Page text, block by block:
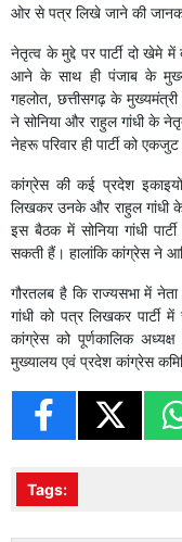
ओर से पत्र लिखे जाने की
नेतृत्व के मुद्दे पर पार्टी दो
आने के साथ ही पंजाब के
गहलोत, छत्तीसगढ़ के
ने सोनिया और राहुल गांधी के
नेहरू परिवार ही पार्टी को
कांग्रेस की कई प्रदेश
लिखकर उनके और राहुल गांधी
इस बैठक में सोनिया गांधी
सकती हैं। हालांकि कांग्रेस ने
गौरतलब है कि राज्यसभा में
गांधी को पत्र लिखकर
कांग्रेस को पूर्णकालिक
मुख्यालय एवं प्रदेश कांग्रेस
Tags: